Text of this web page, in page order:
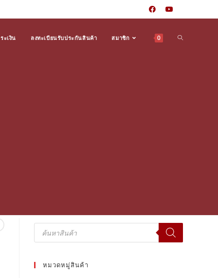
ะเงิน ลงทะเบียนรับประกันสินค้า สมาชิก 0 Toggle
Products
search
หมวดหมู่สินค้า